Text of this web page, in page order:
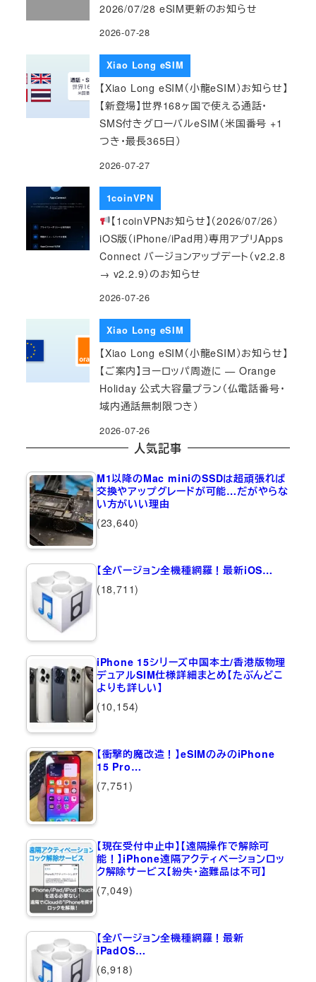
2026/07/28 eSIM更新のお知らせ
2026-07-28
Xiao Long eSIM
【Xiao Long eSIM（小龍eSIM）お知らせ】
【新登場】世界168ヶ国で使える通話・
SMS付きグローバルeSIM（米国番号 +1
つき・最長365日）
2026-07-27
1coinVPN
【1coinVPNお知らせ】（2026/07/26）
iOS版（iPhone/iPad用）専用アプリApps
Connect バージョンアップデート（v2.2.8
→ v2.2.9）のお知らせ
2026-07-26
Xiao Long eSIM
【Xiao Long eSIM（小龍eSIM）お知らせ】
【ご案内】ヨーロッパ周遊に — Orange
Holiday 公式大容量プラン（仏電話番号・
域内通話無制限つき）
2026-07-26
人気記事
M1以降のMac miniのSSDは超頑張れば
交換やアップグレードが可能…だがやらな
い方がいい理由
(23,640)
【全バージョン全機種網羅！最新iOS…
(18,711)
iPhone 15シリーズ中国本土/香港版物理
デュアルSIM仕様詳細まとめ【たぶんどこ
よりも詳しい】
(10,154)
【衝撃的魔改造！】eSIMのみのiPhone
15 Pro…
(7,751)
【現在受付中止中】【遠隔操作で解除可
能！】iPhone遠隔アクティベーションロッ
ク解除サービス【紛失・盗難品は不可】
(7,049)
【全バージョン全機種網羅！最新
iPadOS…
(6,918)